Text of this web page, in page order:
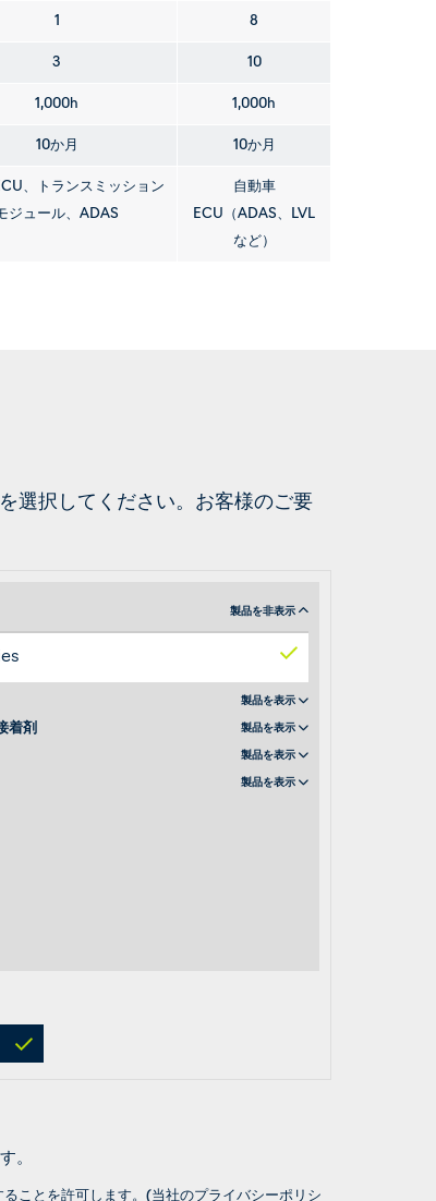
1 8
3 10
1,000h 1,000h
10か月 10か月
、トランスミッション
ジュール、ADAS
自動車
ECU（ADAS、LVL
など）
選択してください。お客様のご要
製品を非表示
製品を表示
着剤 製品を表示
製品を表示
製品を表示
。
ことを許可します。 (当社のプライバシーポリシ